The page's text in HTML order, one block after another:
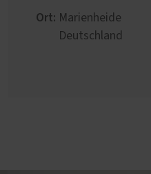
Ort: Marienheide
Deutschland